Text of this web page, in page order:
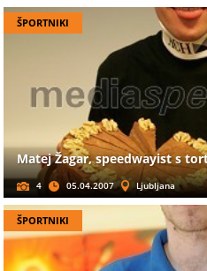
ŠPORTNIKI
Matej Žagar, speedwayist s
4 05.04.2007 Ljubljana
ŠPORTNIKI